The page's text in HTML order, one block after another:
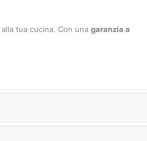
tua cucina. Con una garanzia a